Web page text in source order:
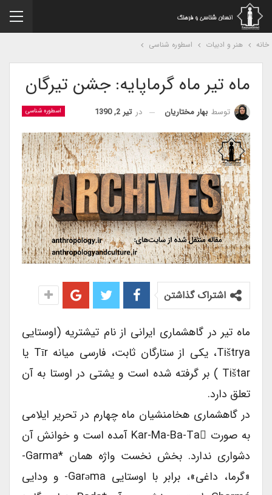
هنر و ادبیات اسطوره شناسی
ماه تیر ماه گرماپایه: جشن تیرگان
اسطوره شناسی توسطبهار مختاریان درتیر 2, 1390
اشتراک گذاشتن
ماه تیر در گاهشماری ایرانی از نام تیشتریه (اوستایی
Tištrya، یکی از ستارگان ثابت، فارسی میانه Tīr یا
Tištar ) بر گرفته شده است و یشتی در اوستا به آن
تعلق دارد.
در گاهشماری هخامنشیان ماه چهارم در تحریر ایلامی
به صورت Kar-Ma-Ba-Ta آمده است و خوانش آن
دشواری ندارد. بخش نخست واژه همان *garma-
«گرما، داغی»، برابر با اوستایی Garǝma- و ودایی